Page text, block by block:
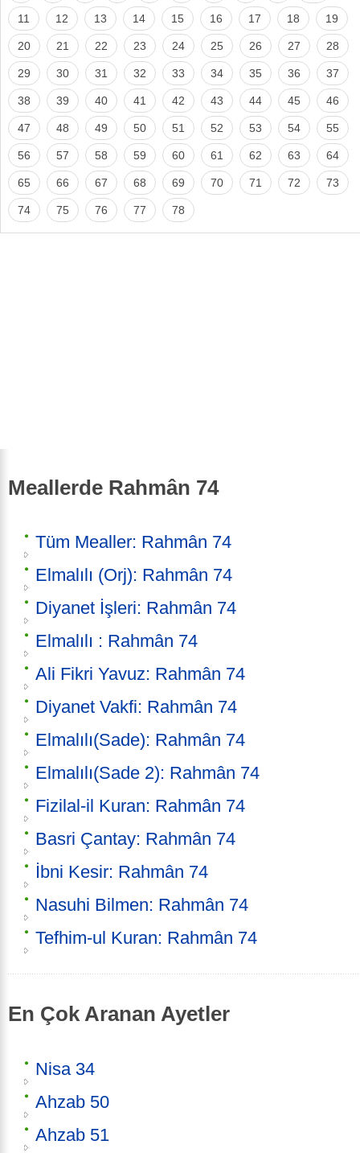
11 12 13 14 15 16 17 18 19
20 21 22 23 24 25 26 27 28
29 30 31 32 33 34 35 36 37
38 39 40 41 42 43 44 45 46
47 48 49 50 51 52 53 54 55
56 57 58 59 60 61 62 63 64
65 66 67 68 69 70 71 72 73
74 75 76 77 78
Meallerde Rahmân 74
Tüm Mealler: Rahmân 74
Elmalılı (Orj): Rahmân 74
Diyanet İşleri: Rahmân 74
Elmalılı : Rahmân 74
Ali Fikri Yavuz: Rahmân 74
Diyanet Vakfi: Rahmân 74
Elmalılı(Sade): Rahmân 74
Elmalılı(Sade 2): Rahmân 74
Fizilal-il Kuran: Rahmân 74
Basri Çantay: Rahmân 74
İbni Kesir: Rahmân 74
Nasuhi Bilmen: Rahmân 74
Tefhim-ul Kuran: Rahmân 74
En Çok Aranan Ayetler
Nisa 34
Ahzab 50
Ahzab 51